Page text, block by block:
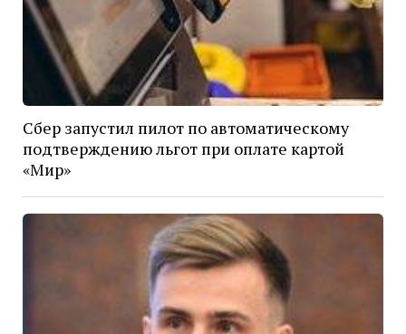
Сбер запустил пилот по автоматическому
подтверждению льгот при оплате картой
«Мир»